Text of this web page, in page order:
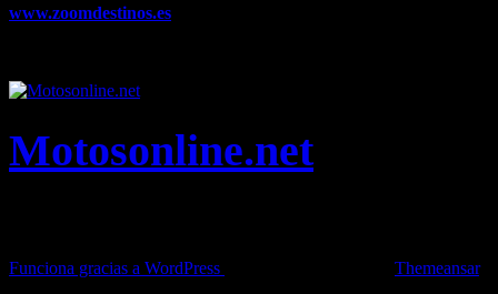
www.zoomdestinos.es
Motosonline.net
Funciona gracias a WordPress
Themeansar.